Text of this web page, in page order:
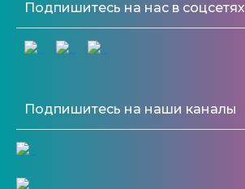
Подпишитесь на нас в соцсетях
Подпишитесь на наши каналы